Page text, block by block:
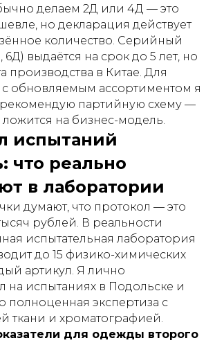
делаем 2Д или 4Д — это
но декларация действует
количество. Серийный
6Д) выдаётся на срок до 5 лет, но
производства в Китае. Для
с обновляемым ассортиментом я
рекомендую партийную схему —
на бизнес-модель.
испытаний
что реально
в лаборатории
думают, что протокол — это
рублей. В реальности
испытательная лаборатория
до 15 физико-химических
артикул. Я лично
на испытаниях в Подольске и
полноценная экспертиза с
ткани и хроматографией.
для одежды второго